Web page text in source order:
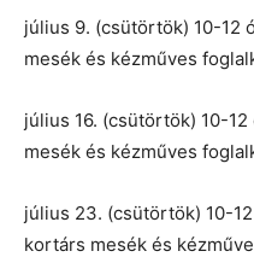
július 9. (csütörtök) 10-12
mesék és kézműves
július 16. (csütörtök) 10-
mesék és kézműves
július 23. (csütörtök) 10-
kortárs mesék és